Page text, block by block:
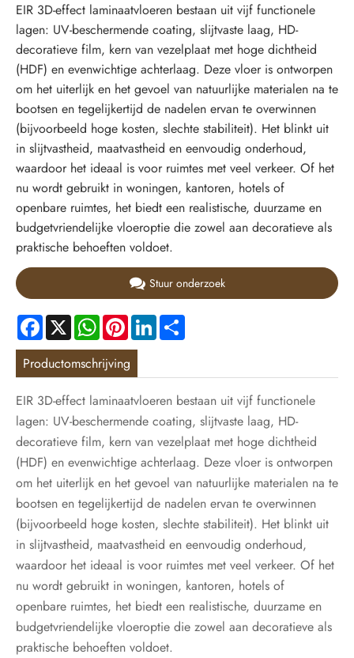
EIR 3D-effect laminaatvloeren bestaan ​​uit vijf functionele
lagen: UV-beschermende coating, slijtvaste laag, HD-
decoratieve film, kern van vezelplaat met hoge dichtheid
(HDF) en evenwichtige achterlaag. Deze vloer is ontworpen
om het uiterlijk en het gevoel van natuurlijke materialen na te
bootsen en tegelijkertijd de nadelen ervan te overwinnen
(bijvoorbeeld hoge kosten, slechte stabiliteit). Het blinkt uit
in slijtvastheid, maatvastheid en eenvoudig onderhoud,
waardoor het ideaal is voor ruimtes met veel verkeer. Of het
nu wordt gebruikt in woningen, kantoren, hotels of
openbare ruimtes, het biedt een realistische, duurzame en
budgetvriendelijke vloeroptie die zowel aan decoratieve als
praktische behoeften voldoet.
Stuur onderzoek
Facebook
X WhatsApp
PinterestLinkedIn
Productomschrijving
EIR 3D-effect laminaatvloeren bestaan ​​uit vijf functionele
lagen: UV-beschermende coating, slijtvaste laag, HD-
decoratieve film, kern van vezelplaat met hoge dichtheid
(HDF) en evenwichtige achterlaag. Deze vloer is ontworpen
om het uiterlijk en het gevoel van natuurlijke materialen na te
bootsen en tegelijkertijd de nadelen ervan te overwinnen
(bijvoorbeeld hoge kosten, slechte stabiliteit). Het blinkt uit
in slijtvastheid, maatvastheid en eenvoudig onderhoud,
waardoor het ideaal is voor ruimtes met veel verkeer. Of het
nu wordt gebruikt in woningen, kantoren, hotels of
openbare ruimtes, het biedt een realistische, duurzame en
budgetvriendelijke vloeroptie die zowel aan decoratieve als
praktische behoeften voldoet.